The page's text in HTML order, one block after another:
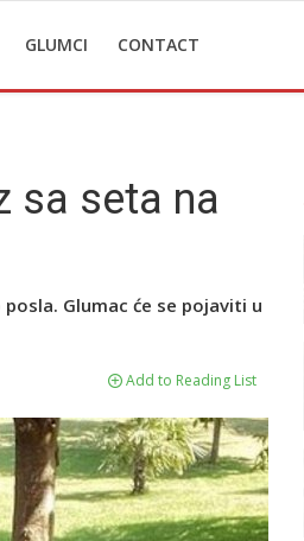
GLUMCI CONTACT
sa seta na
Glumac će se pojaviti u
Add to Reading List